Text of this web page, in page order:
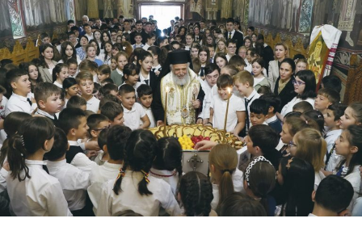
2025
2024
2023
2022
2021
2020
2019